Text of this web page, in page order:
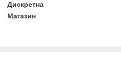
Дискретна
Магазин